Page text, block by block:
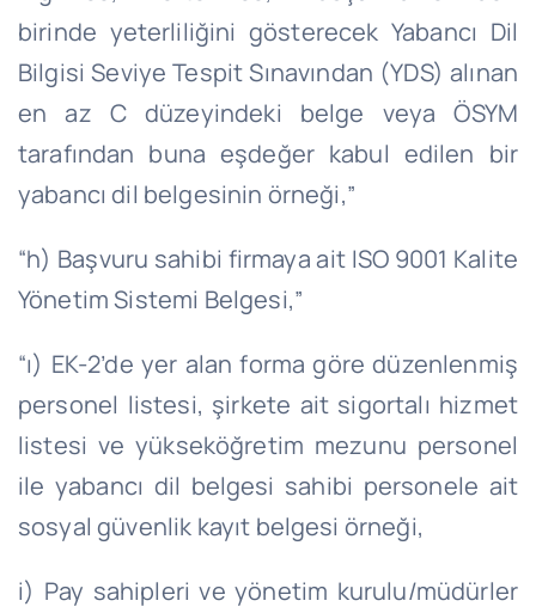
birinde yeterliliğini gösterecek Yabancı Dil
Bilgisi Seviye Tespit Sınavından (YDS) alınan
en az C düzeyindeki belge veya ÖSYM
tarafından buna eşdeğer kabul edilen bir
yabancı dil belgesinin örneği,”
“h) Başvuru sahibi firmaya ait ISO 9001 Kalite
Yönetim Sistemi Belgesi,”
“ı) EK-2’de yer alan forma göre düzenlenmiş
personel listesi, şirkete ait sigortalı hizmet
listesi ve yükseköğretim mezunu personel
ile yabancı dil belgesi sahibi personele ait
sosyal güvenlik kayıt belgesi örneği,
i) Pay sahipleri ve yönetim kurulu/müdürler